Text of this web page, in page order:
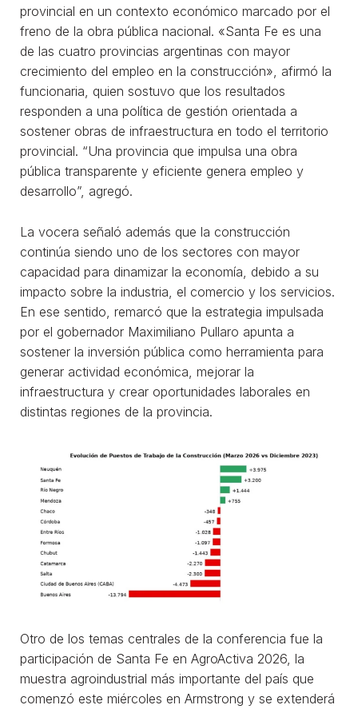
provincial en un contexto económico marcado por el
freno de la obra pública nacional. «Santa Fe es una
de las cuatro provincias argentinas con mayor
crecimiento del empleo en la construcción», afirmó la
funcionaria, quien sostuvo que los resultados
responden a una política de gestión orientada a
sostener obras de infraestructura en todo el territorio
provincial. “Una provincia que impulsa una obra
pública transparente y eficiente genera empleo y
desarrollo”, agregó.
La vocera señaló además que la construcción
continúa siendo uno de los sectores con mayor
capacidad para dinamizar la economía, debido a su
impacto sobre la industria, el comercio y los servicios.
En ese sentido, remarcó que la estrategia impulsada
por el gobernador Maximiliano Pullaro apunta a
sostener la inversión pública como herramienta para
generar actividad económica, mejorar la
infraestructura y crear oportunidades laborales en
distintas regiones de la provincia.
Otro de los temas centrales de la conferencia fue la
participación de Santa Fe en AgroActiva 2026, la
muestra agroindustrial más importante del país que
comenzó este miércoles en Armstrong y se extenderá